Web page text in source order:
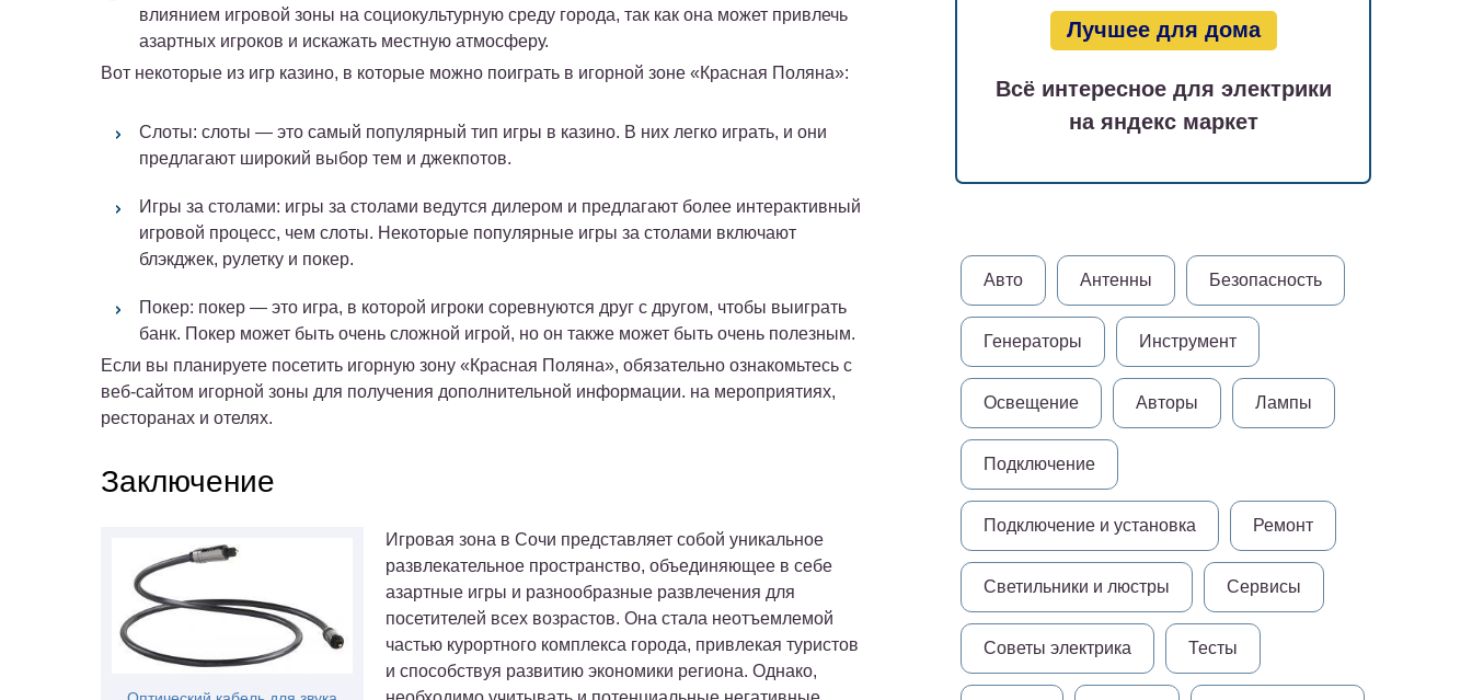
влиянием игровой зоны на социокультурную среду города, так как она может привлечь
азартных игроков и искажать местную атмосферу.
Вот некоторые из игр казино, в которые можно поиграть в игорной зоне «Красная Поляна»:
Слоты: слоты — это самый популярный тип игры в казино. В них легко играть, и они
предлагают широкий выбор тем и джекпотов.
Игры за столами: игры за столами ведутся дилером и предлагают более интерактивный
игровой процесс, чем слоты. Некоторые популярные игры за столами включают
блэкджек, рулетку и покер.
Покер: покер — это игра, в которой игроки соревнуются друг с другом, чтобы выиграть
банк. Покер может быть очень сложной игрой, но он также может быть очень полезным.
Если вы планируете посетить игорную зону «Красная Поляна», обязательно ознакомьтесь с
веб-сайтом игорной зоны для получения дополнительной информации. на мероприятиях,
ресторанах и отелях.
Заключение
Игровая зона в Сочи представляет собой уникальное
развлекательное пространство, объединяющее в себе
азартные игры и разнообразные развлечения для
посетителей всех возрастов. Она стала неотъемлемой
частью курортного комплекса города, привлекая туристов
и способствуя развитию экономики региона. Однако,
Лучшее для дома
Всё интересное для электрики
на яндекс маркет
Авто Антенны Безопасность
Генераторы Инструмент
Освещение Авторы Лампы
Подключение
Подключение и установка Ремонт
Светильники и люстры Сервисы
Советы электрика Тесты